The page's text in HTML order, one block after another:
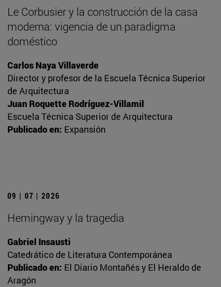
Le Corbusier y la construcción de la casa
moderna: vigencia de un paradigma
doméstico
Carlos Naya Villaverde
Director y profesor de la Escuela Técnica Superior
de Arquitectura
Juan Roquette Rodríguez-Villamil
Escuela Técnica Superior de Arquitectura
Publicado en: Expansión
09 | 07 | 2026
Hemingway y la tragedia
Gabriel Insausti
Catedrático de Literatura Contemporánea
Publicado en: El Diario Montañés y El Heraldo de
Aragón